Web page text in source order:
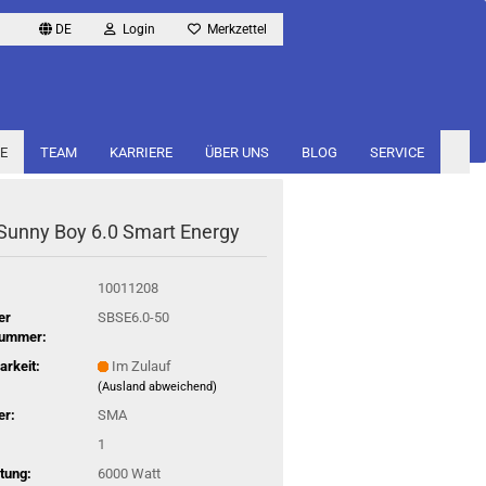
DE Login Merkzettel
TEAM KARRIERE ÜBER UNS BLOG SERVICE
Boy 6.0 Smart En­er­gy
10011208
SBSE6.0-50
Im Zulauf
(Ausland abweichend)
SMA
1
6000 Watt